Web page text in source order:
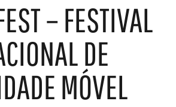
– FESTIVAL
DE
MÓVEL